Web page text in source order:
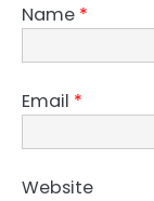
Name *
Email *
Website